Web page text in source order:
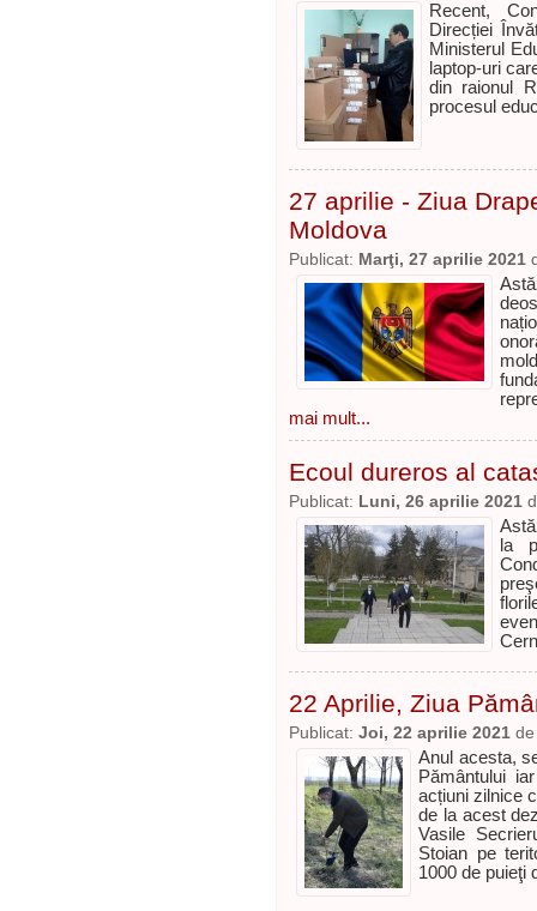
Recent,
Direcției
Ministerul
laptop-uri
din raionul
procesul
27 aprilie - Ziua
Moldova
Publicat: Marţi, 27 aprilie 2021
mai mult...
Ecoul dureros al
Publicat: Luni, 26 aprilie 2021
la
22 Aprilie, Ziua
Publicat: Joi, 22 aprilie 2021
Anul acesta,
Pământului
acțiuni zilnice
de la acest
Vasile
Stoian pe
1000 de puieţi